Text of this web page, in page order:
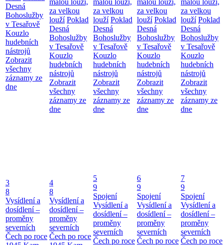
Desná
Bohoslužby
v Tesařově
Kouzlo
hudebních
nástrojů
Zobrazit
všechny
záznamy ze
dne
malou louží,
za velkou
louží Poklad
Desná
Bohoslužby
v Tesařově
Kouzlo
hudebních
nástrojů
Zobrazit
všechny
záznamy ze
dne
malou louží,
za velkou
louží Poklad
Desná
Bohoslužby
v Tesařově
Kouzlo
hudebních
nástrojů
Zobrazit
všechny
záznamy ze
dne
malou louží,
za velkou
louží Poklad
Desná
Bohoslužby
v Tesařově
Kouzlo
hudebních
nástrojů
Zobrazit
všechny
záznamy ze
dne
malou louží,
za velkou
louží Poklad
Desná
Bohoslužby
v Tesařově
Kouzlo
hudebních
nástrojů
Zobrazit
všechny
záznamy ze
dne
3
8
Vysídlení a
dosídlení –
proměny
severních
Čech po roce
4
8
Vysídlení a
dosídlení –
proměny
severních
Čech po roce
5
9
Spojení
Vysídlení a
dosídlení –
proměny
severních
Čech po roce
6
9
Spojení
Vysídlení a
dosídlení –
proměny
severních
Čech po roce
7
9
Spojení
Vysídlení a
dosídlení –
proměny
severních
Čech po roce